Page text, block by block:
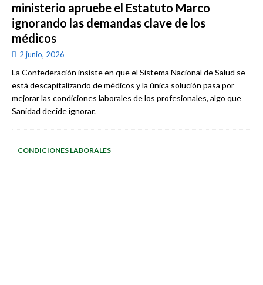
ministerio apruebe el Estatuto Marco
ignorando las demandas clave de los
médicos
2 junio, 2026
La Confederación insiste en que el Sistema Nacional de Salud se
está descapitalizando de médicos y la única solución pasa por
mejorar las condiciones laborales de los profesionales, algo que
Sanidad decide ignorar.
CONDICIONES LABORALES